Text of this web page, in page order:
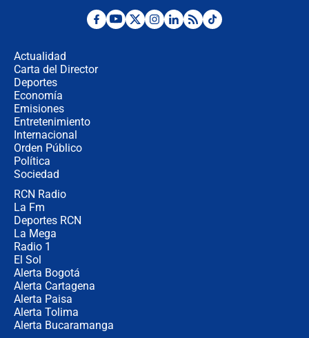
Desde dermatitis hasta infecciones:
Actualidad
Carta del Director
Deportes
Economía
Emisiones
Entretenimiento
Internacional
Orden Público
Política
Sociedad
RCN Radio
La Fm
Deportes RCN
La Mega
Radio 1
El Sol
Alerta Bogotá
Alerta Cartagena
Alerta Paisa
Alerta Tolima
Alerta Bucaramanga